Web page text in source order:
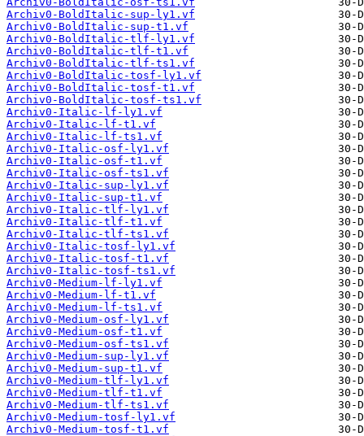
Archiv0-BoldItalic-sup-ly1.vf
Archiv0-BoldItalic-sup-t1.vf
Archiv0-BoldItalic-tlf-ly1.vf
Archiv0-BoldItalic-tlf-t1.vf
Archiv0-BoldItalic-tlf-ts1.vf
Archiv0-BoldItalic-tosf-ly1.vf
Archiv0-BoldItalic-tosf-t1.vf
Archiv0-BoldItalic-tosf-ts1.vf
Archiv0-Italic-lf-ly1.vf
Archiv0-Italic-lf-t1.vf
Archiv0-Italic-lf-ts1.vf
Archiv0-Italic-osf-ly1.vf
Archiv0-Italic-osf-t1.vf
Archiv0-Italic-osf-ts1.vf
Archiv0-Italic-sup-ly1.vf
Archiv0-Italic-sup-t1.vf
Archiv0-Italic-tlf-ly1.vf
Archiv0-Italic-tlf-t1.vf
Archiv0-Italic-tlf-ts1.vf
Archiv0-Italic-tosf-ly1.vf
Archiv0-Italic-tosf-t1.vf
Archiv0-Italic-tosf-ts1.vf
Archiv0-Medium-lf-ly1.vf
Archiv0-Medium-lf-t1.vf
Archiv0-Medium-lf-ts1.vf
Archiv0-Medium-osf-ly1.vf
Archiv0-Medium-osf-t1.vf
Archiv0-Medium-osf-ts1.vf
Archiv0-Medium-sup-ly1.vf
Archiv0-Medium-sup-t1.vf
Archiv0-Medium-tlf-ly1.vf
Archiv0-Medium-tlf-t1.vf
Archiv0-Medium-tlf-ts1.vf
Archiv0-Medium-tosf-ly1.vf
Archiv0-Medium-tosf-t1.vf